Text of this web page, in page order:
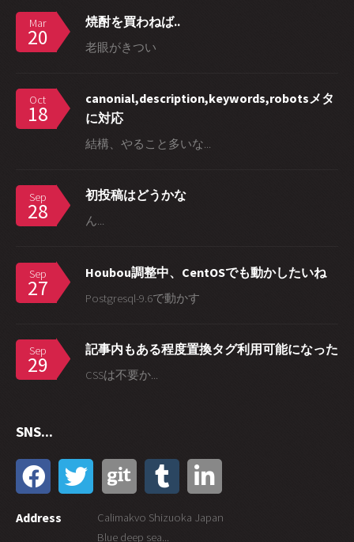
Mar
20
焼酎を買わねば..
老眼がきつい
Oct
18
canonial,description,keywords,robotsメタ
に対応
結構、やること多いな...
Sep
28
初投稿はどうかな
ん...
Sep
27
Houbou調整中、CentOSでも動かしたいね
Postgresql-9.6で動かす
Sep
29
記事内もある程度置換タグ利用可能になった
CSSは不要か...
SNS...
Address
Calimakvo Shizuoka Japan
Blue deep sea...